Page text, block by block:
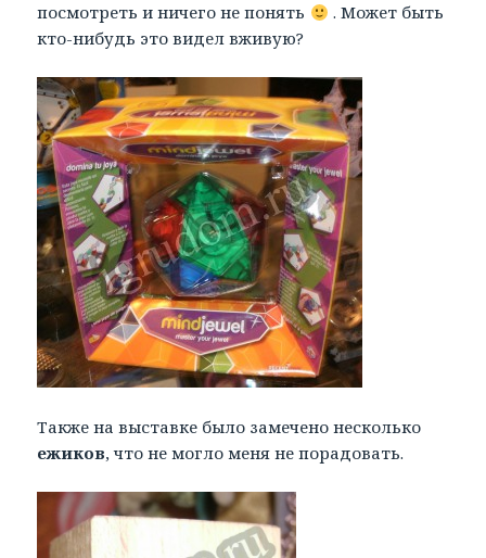
посмотреть и ничего не понять
. Может быть
кто-нибудь это видел вживую?
Также на выставке было замечено несколько
ежиков, что не могло меня не порадовать.